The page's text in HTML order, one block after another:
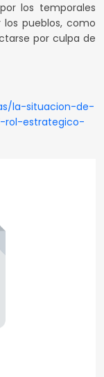
los temporales
los pueblos, como
por culpa de
la-situacion-de-
rol-estrategico-